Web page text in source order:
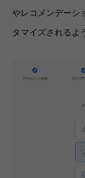
やレコメンデーシ
タマイズされるよ